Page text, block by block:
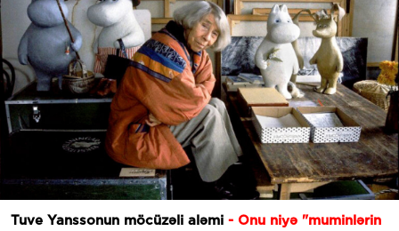
Tuve Yanssonun möcüzəli aləmi - Onu niyə "muminlərin